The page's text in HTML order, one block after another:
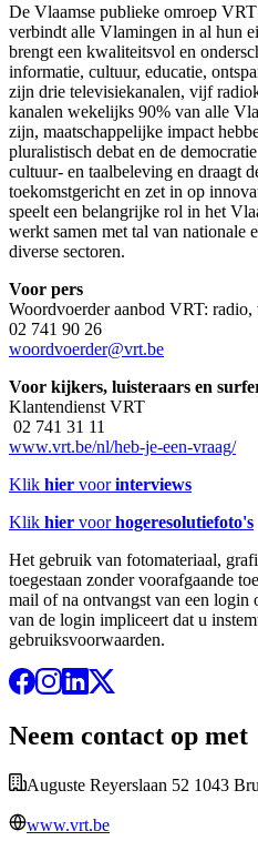
De Vlaamse publieke omroep
verbindt alle Vlamingen in al hun
brengt een kwaliteitsvol en
informatie, cultuur, educatie,
zijn drie televisiekanalen, vijf
kanalen wekelijks 90% van alle
zijn, maatschappelijke impact
pluralistisch debat en de
cultuur- en taalbeleving en draagt
toekomstgericht en zet in op
speelt een belangrijke rol in het
werkt samen met tal van nationale
diverse sectoren.
Voor pers
Woordvoerder aanbod VRT: radio,
02 741 90 26
woordvoerder@vrt.be
Voor kijkers, luisteraars en
Klantendienst VRT
02 741 31 11
www.vrt.be/nl/heb-je-een-vraag/
Klik hier voorinterviews
Klik hier voorhogeresolutiefoto's
Het gebruik van fotomateriaal,
toegestaan zonder voorafgaande
mail of na ontvangst van een login
van de login impliceert dat u
gebruiksvoorwaarden.
Neem contact op met
Auguste Reyerslaan 52 1043
www.vrt.be